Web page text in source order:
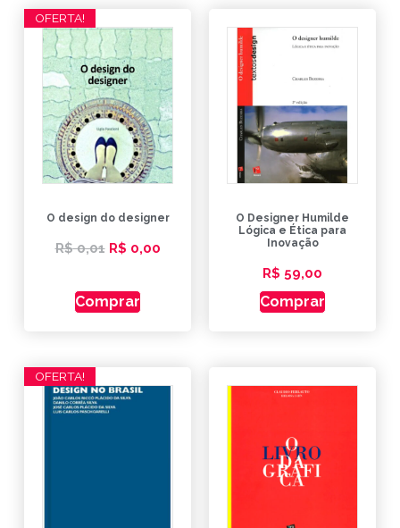
OFERTA!
O design do designer
R$0,01 R$ 0,00
Comprar
O Designer Humilde
Lógica e Ética para
Inovação
R$ 59,00
Comprar
OFERTA!